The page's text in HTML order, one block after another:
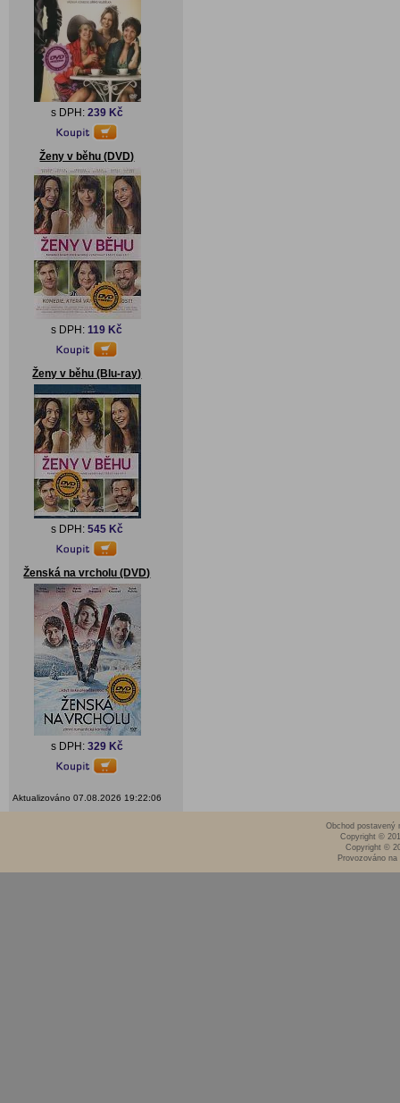
s DPH: 239 Kč
Ženy v běhu (DVD)
s DPH:119 Kč
Ženy v běhu (Blu-ray)
s DPH: 545 Kč
Ženská na vrcholu (DVD)
s DPH: 329 Kč
Aktualizováno 07.08.2026 19:22:06
Obchod postavený
Copyright ©
Copyright ©
Provozováno